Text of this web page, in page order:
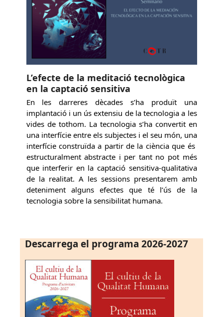
L’efecte de la meditació tecnològica
en la captació sensitiva
En les darreres dècades s’ha produït una
implantació i un ús extensiu de la tecnologia a les
vides de tothom. La tecnologia s’ha convertit en
una interfície entre els subjectes i el seu món, una
interfície construïda a partir de la ciència que és
estructuralment abstracte i per tant no pot més
que interferir en la captació sensitiva-qualitativa
de la realitat. A les sessions presentarem amb
deteniment alguns efectes que té l’ús de la
tecnologia sobre la sensibilitat humana.
Descarrega el programa 2026-2027